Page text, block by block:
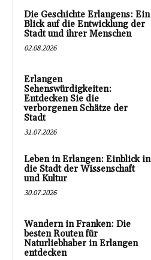
Die Geschichte Erlangens: Ein
Blick auf die Entwicklung der
Stadt und ihrer Menschen
02.08.2026
Erlangen
Sehenswürdigkeiten:
Entdecken Sie die
verborgenen Schätze der
Stadt
31.07.2026
Leben in Erlangen: Einblick in
die Stadt der Wissenschaft
und Kultur
30.07.2026
Wandern in Franken: Die
besten Routen für
Naturliebhaber in Erlangen
entdecken